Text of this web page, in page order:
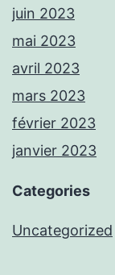
juin 2023
mai 2023
avril 2023
mars 2023
février 2023
janvier 2023
Categories
Uncategorized